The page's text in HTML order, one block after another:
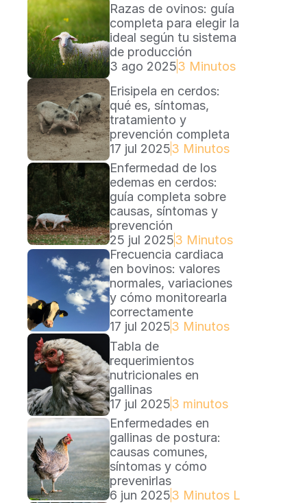
Razas de ovinos: guía
completa para elegir la
ideal según tu sistema
de producción
3 ago 20253 Minutos Lectura
Erisipela en cerdos:
qué es, síntomas,
tratamiento y
prevención completa
17 jul 20253 Minutos
Enfermedad de los
edemas en cerdos:
guía completa sobre
causas, síntomas y
prevención
25 jul 20253 Minutos
Frecuencia cardiaca
en bovinos: valores
normales, variaciones
y cómo monitorearla
correctamente
17 jul 20253 Minutos
Tabla de
requerimientos
nutricionales en
gallinas
17 jul 20253 minutos
Enfermedades en
gallinas de postura:
causas comunes,
síntomas y cómo
prevenirlas
6 jun 20253 Minutos Lectura